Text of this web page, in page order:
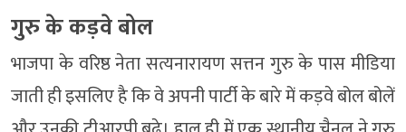
गुरु के कड़वे बोल
भाजपा के वरिष्ठ नेता सत्यनारायण सत्तन गुरु के पास मीडिया
जाती ही इसलिए है कि वे अपनी पार्टी के बारे में कड़वे बोल बोलें